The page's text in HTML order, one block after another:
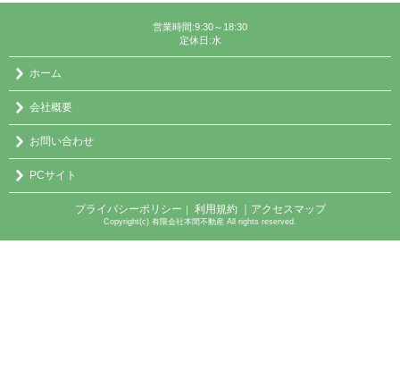
営業時間:9:30～18:30
定休日:水
ホーム
会社概要
お問い合わせ
PCサイト
プライバシーポリシー ｜ 利用規約 ｜アクセスマップ
Copyright(c) 有限会社本間不動産 All rights reserved.